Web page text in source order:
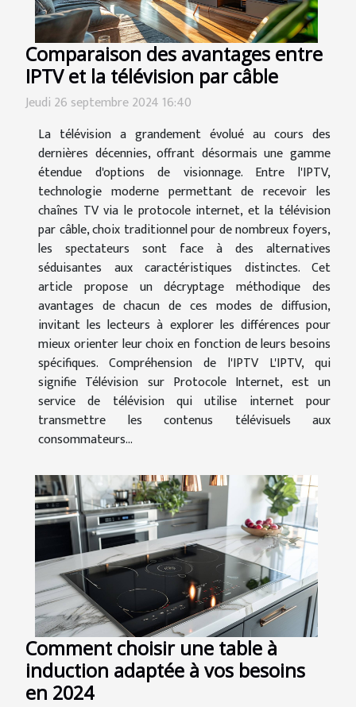
Comparaison des avantages entre
IPTV et la télévision par câble
Jeudi 26 septembre 2024 16:40
La télévision a grandement évolué au cours des
dernières décennies, offrant désormais une gamme
étendue d'options de visionnage. Entre l'IPTV,
technologie moderne permettant de recevoir les
chaînes TV via le protocole internet, et la télévision
par câble, choix traditionnel pour de nombreux foyers,
les spectateurs sont face à des alternatives
séduisantes aux caractéristiques distinctes. Cet
article propose un décryptage méthodique des
avantages de chacun de ces modes de diffusion,
invitant les lecteurs à explorer les différences pour
mieux orienter leur choix en fonction de leurs besoins
spécifiques. Compréhension de l'IPTV L'IPTV, qui
signifie Télévision sur Protocole Internet, est un
service de télévision qui utilise internet pour
transmettre les contenus télévisuels aux
consommateurs...
Comment choisir une table à
induction adaptée à vos besoins
en 2024